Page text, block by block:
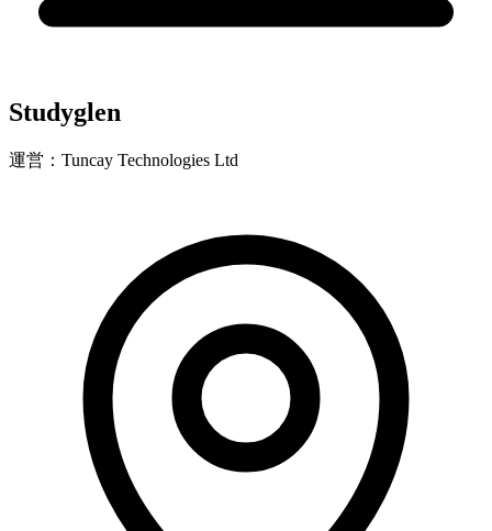
Studyglen
運営：Tuncay Technologies Ltd